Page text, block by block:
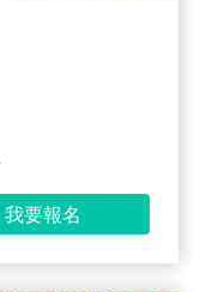
我要報名